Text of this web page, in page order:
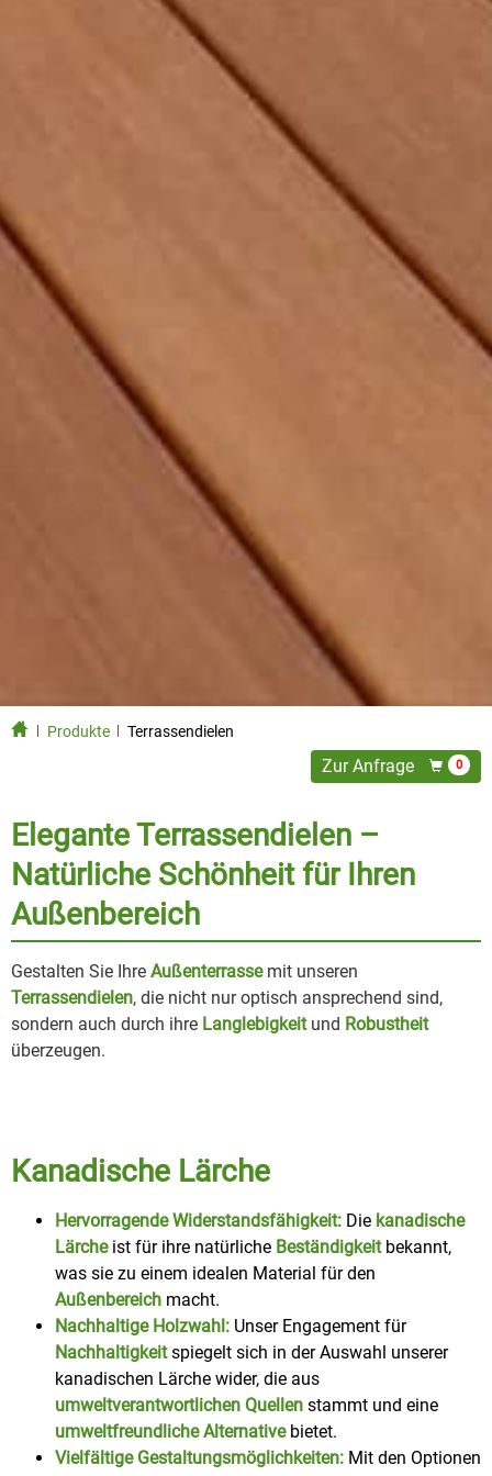
Produkte Terrassendielen
Zur Anfrage 0
Elegante Terrassendielen –
Natürliche Schönheit für Ihren
Außenbereich
Gestalten Sie Ihre Außenterrassemit unseren
Terrassendielen, die nicht nur optisch ansprechend sind,
sondern auch durch ihre Langlebigkeitund Robustheit
überzeugen.
Kanadische Lärche
Hervorragende Widerstandsfähigkeit: Die kanadische
Lärcheist für ihre natürliche Beständigkeitbekannt,
was sie zu einem idealen Material für den
Außenbereich macht.
Nachhaltige Holzwahl: Unser Engagement für
Nachhaltigkeitspiegelt sich in der Auswahl unserer
kanadischen Lärche wider, die aus
umweltverantwortlichen Quellen stammt und eine
umweltfreundliche Alternativebietet.
Vielfältige Gestaltungsmöglichkeiten: Mit den Optionen